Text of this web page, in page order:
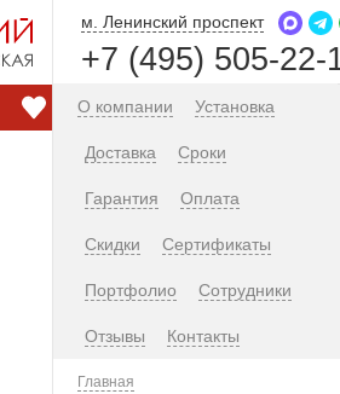
м. Ленинский проспект
+7 (495) 505-22-
О компании Установка
Доставка Сроки
Гарантия Оплата
Скидки Сертификаты
Портфолио Сотрудники
Отзывы Контакты
Главная